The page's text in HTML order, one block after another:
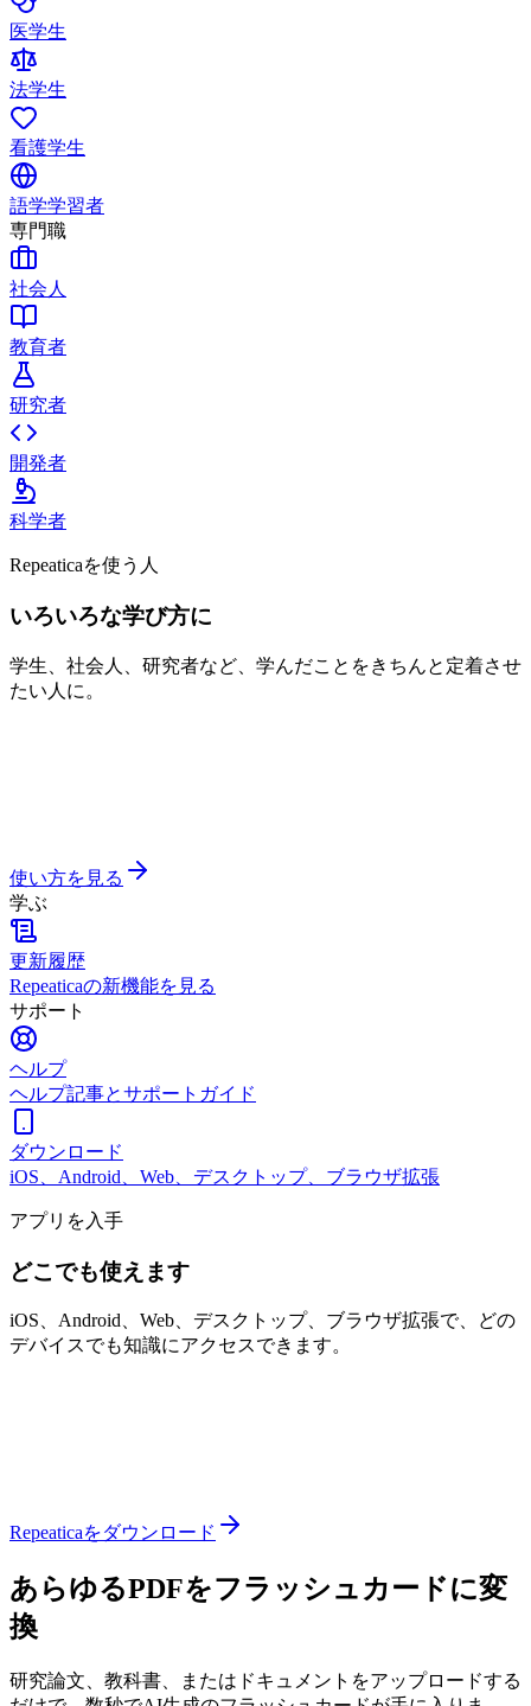
医学生
法学生
看護学生
語学学習者
専門職
社会人
教育者
研究者
開発者
科学者
Repeaticaを使う人
いろいろな学び方に
学生、社会人、研究者など、学んだことをきちんと定着させ
たい人に。
使い方を見る
学ぶ
更新履歴
Repeaticaの新機能を見る
サポート
ヘルプ
ヘルプ記事とサポートガイド
ダウンロード
iOS、Android、Web、デスクトップ、ブラウザ拡張
アプリを入手
どこでも使えます
iOS、Android、Web、デスクトップ、ブラウザ拡張で、どの
デバイスでも知識にアクセスできます。
Repeaticaをダウンロード
あらゆるPDFをフラッシュカードに変
換
研究論文、教科書、またはドキュメントをアップロードする